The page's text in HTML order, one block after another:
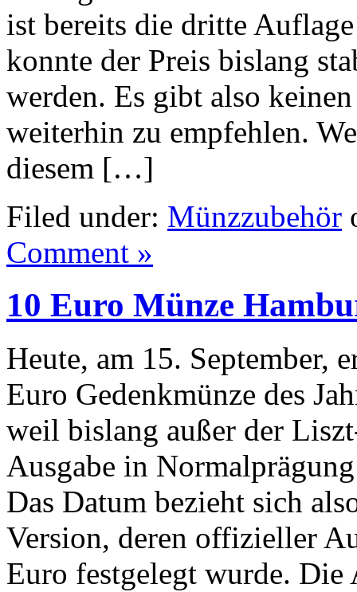
ist bereits die dritte
konnte der Preis bislang
werden. Es gibt also
weiterhin zu empfehlen.
diesem […]
Filed under: Münzzubehör
Comment »
10 Euro Münze
Heute, am 15. September,
Euro Gedenkmünze des
weil bislang außer der
Ausgabe in
Das Datum bezieht sich
Version, deren offizieller
Euro festgelegt wurde.